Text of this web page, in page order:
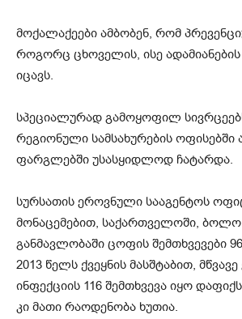
მოქალაქეები ამბობენ, რომ
როგორც ცხოველის, ისე
იცავს.
სპეციალურად გამოყოფილ
რეგიონული სამსახურების ოფისებში
ფარგლებში უსასყიდლოდ ჩატარდა.
სურსათის ეროვნული სააგენტოს
მონაცემებით, საქართველოში,
განმავლობაში ცოფის შემთხვევები
2013 წელს ქვეყნის მასშტაბით,
ინფექციის 116 შემთხვევა იყო
კი მათი რაოდენობა ხუთია.